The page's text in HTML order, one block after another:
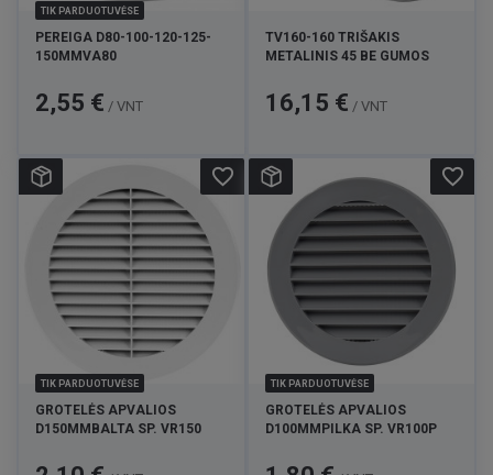
TIK PARDUOTUVĖSE
PEREIGA D80-100-120-125-
150MMVA80
Kaina
2,55 € / VNT
TV160-160 TRIŠAKIS
METALINIS 45 BE GUMOS
Kaina
16,15 € / VNT
TIK PARDUOTUVĖSE
GROTELĖS APVALIOS
D150MMBALTA SP. VR150
Kaina
favorite_border
TIK PARDUOTUVĖSE
GROTELĖS APVALIOS
D100MMPILKA SP. VR100P
Kaina
favorite_border